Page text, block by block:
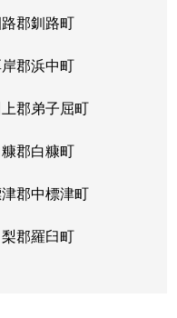
郡釧路町
郡浜中町
郡弟子屈町
郡白糠町
郡中標津町
郡羅臼町